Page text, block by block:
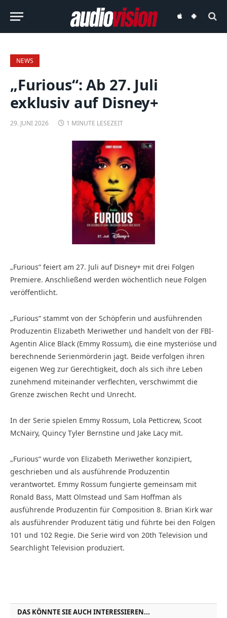
audiovisionaudiovision
NEWS
„Furious“: Ab 27. Juli
exklusiv auf Disney+
29. JUNI 2026 1 MINUTE LESEZEIT
„Furious“ feiert am 27. Juli auf Disney+ mit drei Folgen
Premiere. Anschließend werden wöchentlich neue Folgen
veröffentlicht.
„Furious“ stammt von der Schöpferin und ausführenden
Produzentin Elizabeth Meriwether und handelt von der FBI-
Agentin Alice Black (Emmy Rossum), die eine mysteriöse und
berechnende Serienmörderin jagt. Beide verfolgen ihren
eigenen Weg zur Gerechtigkeit, doch als sich ihre Leben
zunehmend miteinander verflechten, verschwimmt die
Grenze zwischen Recht und Unrecht.
In der Serie spielen Emmy Rossum, Lola Petticrew, Scoot
McNairy, Quincy Tyler Bernstine und Jake Lacy mit.
„Furious“ wurde von Elizabeth Meriwether konzipiert,
geschrieben und als ausführende Produzentin
verantwortet. Emmy Rossum fungierte gemeinsam mit
Ronald Bass, Matt Olmstead und Sam Hoffman als
ausführende Produzentin für Composition 8. Brian Kirk war
als ausführender Produzent tätig und führte bei den Folgen
101 und 102 Regie. Die Serie wird von 20th Television und
Searchlight Television produziert.
DAS KÖNNTE SIE AUCH INTERESSIEREN...